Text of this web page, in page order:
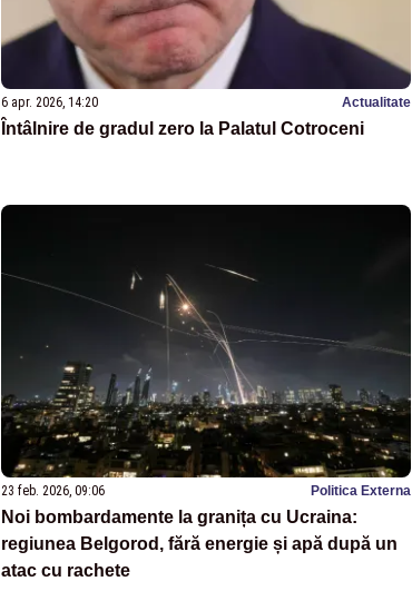
6 apr. 2026, 14:20 Actualitate
Întâlnire de gradul zero la Palatul Cotroceni
23 feb. 2026, 09:06 Politica Externa
Noi bombardamente la granița cu Ucraina:
regiunea Belgorod, fără energie și apă după un
atac cu rachete